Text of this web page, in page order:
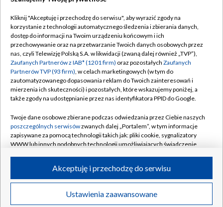
TVP
Abonament TVP
Emisja w TVP
Centrum informacji TVP
Naziemna Telewizja Cyfrowa
Rada Programowa
System NOS
Informacje o nadawcy
Program dla prasy
Ogłoszenie przetargowe
Regulamin TVP
Polityka prywatności
Moje zgody
Pomoc
Kontakt
Kanały
©2026 Telewizja Polska S.A. w likwidacji
Kliknij "Akceptuję i przechodzę do serwisu", aby wyrazić zgody na
korzystanie z technologii automatycznego śledzenia i zbierania danych,
dostęp do informacji na Twoim urządzeniu końcowym i ich
przechowywanie oraz na przetwarzanie Twoich danych osobowych przez
nas, czyli Telewizję Polską S.A. w likwidacji (zwaną dalej również „TVP”),
Zaufanych Partnerów z IAB* (1201 firm) oraz pozostałych Zaufanych
Partnerów TVP (93 firm), w celach marketingowych (w tym do
zautomatyzowanego dopasowania reklam do Twoich zainteresowań i
mierzenia ich skuteczności) i pozostałych, które wskazujemy poniżej, a
także zgody na udostępnianie przez nas identyfikatora PPID do Google.
Twoje dane osobowe zbierane podczas odwiedzania przez Ciebie naszych
poszczególnych serwisówzwanych dalej „Portalem”, w tym informacje
zapisywane za pomocą technologii takich jak: pliki cookie, sygnalizatory
WWW lub innych podobnych technologii umożliwiających świadczenie
ruchu w Internecie.
Twoje dane osobowe zbierane podczas odwiedzania przez Ciebie
poszczególnych serwisówna Portalu, takie jak adresy IP, identyfikatory
Ustawienia zaawansowane
Akceptuję i przechodzę do serwisu